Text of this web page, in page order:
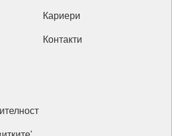
Кариери
Контакти